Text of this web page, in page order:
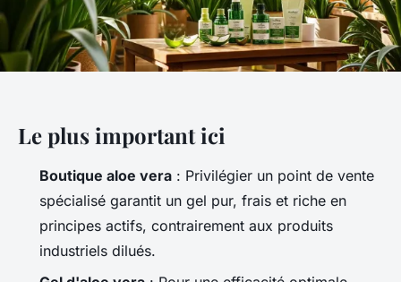
Le plus important ici
Boutique aloe vera : Privilégier un point de vente
spécialisé garantit un gel pur, frais et riche en
principes actifs, contrairement aux produits
industriels dilués.